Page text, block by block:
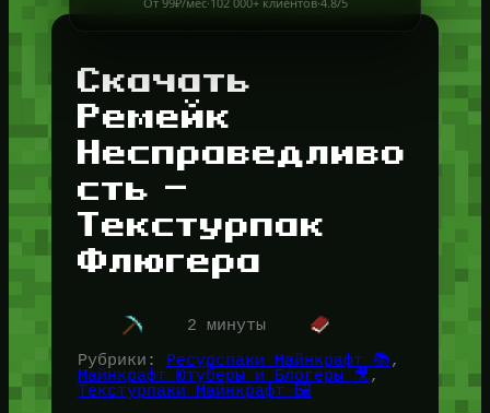
Скачать
Ремейк
Несправедливо
сть —
Текстурпак
Флюгера
2 минуты
Рубрики:
Ресурспаки Майнкрафт 📚
Майнкрафт Ютуберы и Блогеры 🎥
Текстурпаки Майнкрафт 🖼️